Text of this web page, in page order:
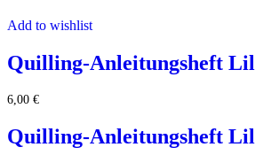
Add to wishlist
Quilling-Anleitungsheft
6,00 €
Quilling-Anleitungsheft